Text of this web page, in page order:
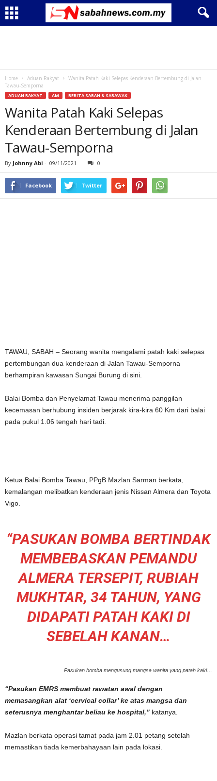
Home Aduan Rakyat
Wanita Patah Kaki Selepas Kenderaan Bertembung di Jalan
Tawau-Semporna
ADUAN RAKYAT AM BERITA SABAH & SARAWAK
Wanita Patah Kaki Selepas
Kenderaan Bertembung di Jalan
Tawau-Semporna
By Johnny Abi - 09/11/2021 0
Facebook Twitter
TAWAU, SABAH – Seorang wanita mengalami patah kaki selepas
pertembungan dua kenderaan di Jalan Tawau-Semporna
berhampiran kawasan Sungai Burung di sini.
Balai Bomba dan Penyelamat Tawau menerima panggilan
kecemasan berhubung insiden berjarak kira-kira 60 Km dari balai
pada pukul 1.06 tengah hari tadi.
Ketua Balai Bomba Tawau, PPgB Mazlan Sarman berkata,
kemalangan melibatkan kenderaan jenis Nissan Almera dan Toyota
Vigo.
“PASUKAN BOMBA BERTINDAK
MEMBEBASKAN PEMANDU
ALMERA TERSEPIT, RUBIAH
MUKHTAR, 34 TAHUN, YANG
DIDAPATI PATAH KAKI DI
SEBELAH KANAN…
Pasukan bomba mengusung mangsa wanita yang patah kaki…
“Pasukan EMRS membuat rawatan awal dengan
memasangkan alat ‘cervical collar’ ke atas mangsa dan
seterusnya menghantar beliau ke hospital,” katanya.
Mazlan berkata operasi tamat pada jam 2.01 petang setelah
memastikan tiada kemerbahayaan lain pada lokasi.